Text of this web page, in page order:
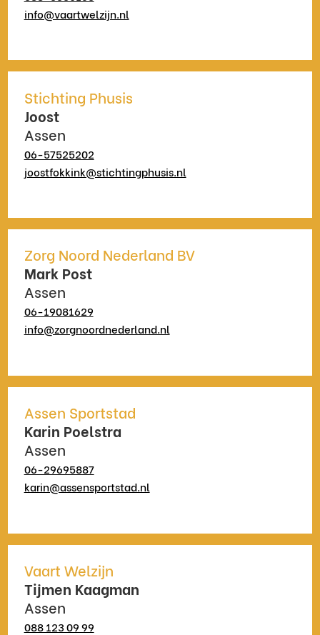
info@vaartwelzijn.nl
Stichting Phusis
Joost
Assen
06-57525202
joostfokkink@stichtingphusis.nl
Zorg Noord Nederland BV
Mark Post
Assen
06-19081629
info@zorgnoordnederland.nl
Assen Sportstad
Karin Poelstra
Assen
06-29695887
karin@assensportstad.nl
Vaart Welzijn
Tijmen Kaagman
Assen
088 123 09 99